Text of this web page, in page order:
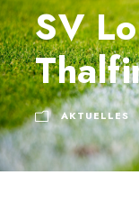
SV
AKTUELLES